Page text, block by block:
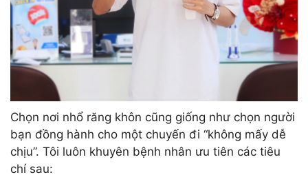
Chọn nơi nhổ răng khôn cũng giống như chọn người
bạn đồng hành cho một chuyến đi “không mấy dễ
chịu”. Tôi luôn khuyên bệnh nhân ưu tiên các tiêu
chí sau: